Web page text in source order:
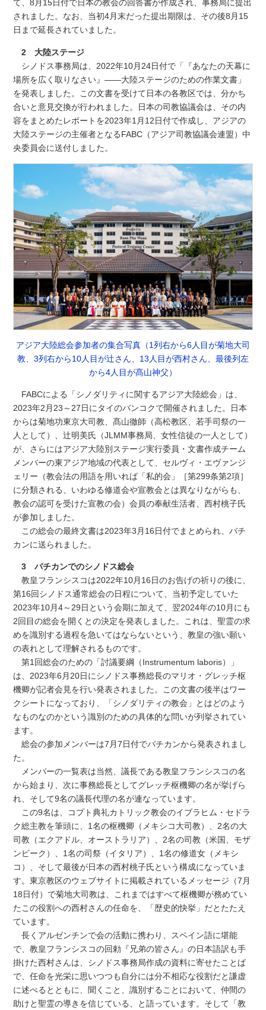
て、8月15日付で日本の教会の回答書が作成され、事務局に提出
されました。なお、当初4月末だった提出期限は、その後8月15
日まで延長されていました。
2 大陸ステージ
シノドス事務局は、2022年10月24日付で「『あなたの天幕に
場所を広く取りなさい』――大陸ステージのための作業文書」
を発表しました。この文書を受けて日本の各教区では、分かち
合いと意見交換が行われました。日本の司教協議会は、その内
容をまとめたレポートを2023年1月12日付で作成し、アジアの
大陸ステージの主催者となるFABC（アジア司教協議会連盟）中
央委員会に送付しました。
アジア大陸総会参加者の集合写真（1列右から6人目が菊地大司
教、3列右から10人目が辻さん、13人目が西村さん、最後列左
から4人目が髙山神父）
FABCによる「シノダリティに関するアジア大陸総会」は、
2023年2月23～27日にタイのバンコクで開催されました。日本
からは菊地功東京大司教、髙山徹師（高松教区、若手司祭の一
人として）、辻明美氏（JLMM事務局、女性信徒の一人として）
が、さらにはアジア大陸別ステージ実行委員・文書作成チーム
メンバーの東アジア地域の代表として、セルヴィ・エヴァンジ
ェリー（教会法の用語を用いれば「私的会」［第299条第2項］
に分類される、いわゆる修道会や宣教会とは異なりながらも、
教会の認可を受けた宣教の会）会員の奉献生活者、西村桃子氏
が参加しました。
この総会の最終文書は2023年3月16日付でまとめられ、バチ
カンに送られました。
3 バチカンでのシノドス総会
教皇フランシスコは2022年10月16日のお告げの祈りの後に、
第16回シノドス通常総会の日程について、当初予定していた
2023年10月4～29日という会期に加えて、翌2024年の10月にも
2回目の総会を開くとの決定を発表しました。これは、聖霊の求
めを識別する過程を急いてはならないという、教皇の強い願い
の表れとして理解されるものです。
第1回総会のための「討議要綱（Instrumentum laboris）」
は、2023年6月20日にシノドス事務総長のマリオ・グレッチ枢
機卿が記者会見を行い発表されました。この文書の後半はワー
クシートになっており、「シノダリティの教会」とはどのよう
なものなのかという識別のための具体的な問いが列挙されてい
ます。
総会の参加メンバーは7月7日付でバチカンから発表されまし
た。
メンバーの一覧表は当然、議長である教皇フランシスコの名
から始まり、次に事務総長としてグレッチ枢機卿の名が挙げら
れ、そして9名の議長代理の名が連なっています。
この9名は、コプト典礼カトリック教会のイブラヒム・セドラ
ク総主教を筆頭に、1名の枢機卿（メキシコ大司教）、2名の大
司教（エクアドル、オーストラリア）、2名の司教（米国、モザ
ンビーク）、1名の司祭（イタリア）、1名の修道女（メキシ
コ）、そして最後が日本の西村桃子氏という構成になっていま
す。東京教区のウェブサイトに掲載されているメッセージ（7月
18日付）で菊地大司教は、これまではすべて枢機卿が務めてい
たこの役割への西村さんの任命を、「歴史的快挙」だとたたえ
ています。
長くアルゼンチンで会の活動に携わり、スペイン語に堪能
で、教皇フランシスコの回勅『兄弟の皆さん』の日本語訳も手
掛けた西村さんは、シノドス事務局作成の資料に寄せたことば
で、任命を光栄に思いつつも自分には分不相応な役割だと謙虚
に述べるとともに、聞くこと、識別することにおいて、仲間の
助けと聖霊の導きを信じている、と語っています。そして「教